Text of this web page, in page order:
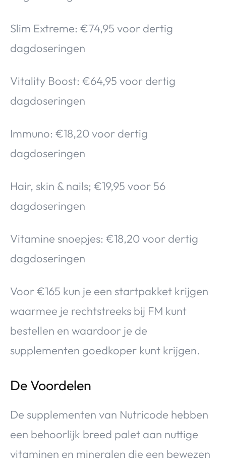
Slim Extreme: €74,95 voor dertig
dagdoseringen
Vitality Boost: €64,95 voor dertig
dagdoseringen
Immuno: €18,20 voor dertig
dagdoseringen
Hair, skin & nails; €19,95 voor 56
dagdoseringen
Vitamine snoepjes: €18,20 voor dertig
dagdoseringen
Voor €165 kun je een startpakket krijgen
waarmee je rechtstreeks bij FM kunt
bestellen en waardoor je de
supplementen goedkoper kunt krijgen.
De Voordelen
De supplementen van Nutricode hebben
een behoorlijk breed palet aan nuttige
vitaminen en mineralen die een bewezen